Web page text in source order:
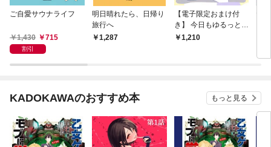
ご自愛サウナライフ
1,430 715
割引
明日晴れたら、日帰り
旅行へ
1,287
【電子限定おまけ付
き】 今日もゆるっとひ
とり飲み
1,210
た
KADOKAWAのおすすめ本 もっと見る